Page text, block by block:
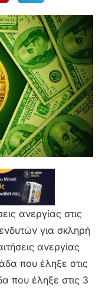
ανεργίας στις
για σκληρή
ανεργίας
που έληξε στις
που έληξε στις 3